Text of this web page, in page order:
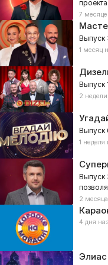
проекта
7
Выпуск
1 месяц
Выпуск
2
Выпуск
1 неделя
Выпуск
собой?
2
4 дня
Элиас